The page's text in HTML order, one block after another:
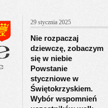
29 stycznia 2025
Nie rozpaczaj
dziewczę, zobaczym
się w niebie
Powstanie
styczniowe w
Świętokrzyskiem.
Wybór wspomnień